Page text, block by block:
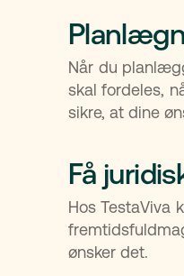
Når du
skal fordeles,
sikre, at dine
Få
Hos TestaViva
ønsker det.